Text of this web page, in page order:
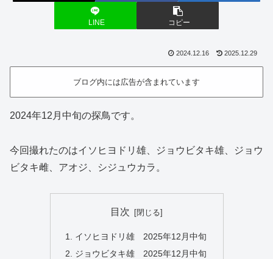
LINE コピー
2024.12.16 2025.12.29
ブログ内には広告が含まれています
2024年12月中旬の探鳥です。
今回撮れたのはイソヒヨドリ雄、ジョウビタキ雄、ジョウ
ビタキ雌、アオジ、シジュウカラ。
目次
イソヒヨドリ雄 2025年12月中旬
ジョウビタキ雄 2025年12月中旬